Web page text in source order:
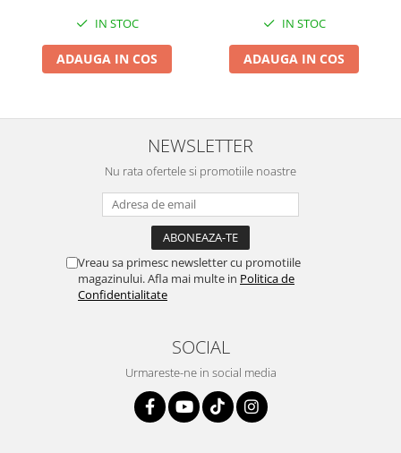
IN STOC
ADAUGA IN COS
IN STOC
ADAUGA IN COS
NEWSLETTER
Nu rata ofertele si promotiile noastre
Vreau sa primesc newsletter cu promotiile
magazinului. Afla mai multe in Politica de
Confidentialitate
SOCIAL
Urmareste-ne in social media